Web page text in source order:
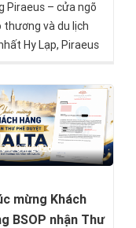
Piraeus – cửa ngõ
thương và du lịch
Hy Lạp, Piraeus
dự án nổi bật
đến nhóm nhà
tư tìm kiếm giá trị
vững mà BSOP sẽ
thức mở bán trong
31/07/2026
mừng Khách
BSOP nhận Thư